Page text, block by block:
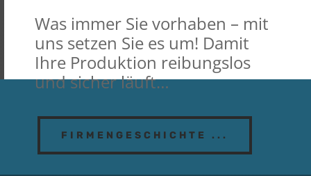
Was immer Sie vorhaben – mit
uns setzen Sie es um! Damit
Ihre Produktion reibungslos
und sicher läuft…
FIRMENGESCHICHTE ...